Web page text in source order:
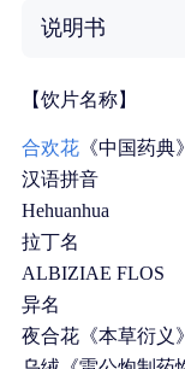
说明书
【饮片名称】
合欢花 《中国药典》
汉语拼音
Hehuanhua
拉丁名
ALBIZIAE FLOS
异名
夜合花《本草衍义